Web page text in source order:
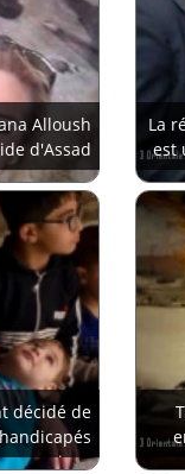
Alloush
d'Assad
La
est
décidé de
syriens